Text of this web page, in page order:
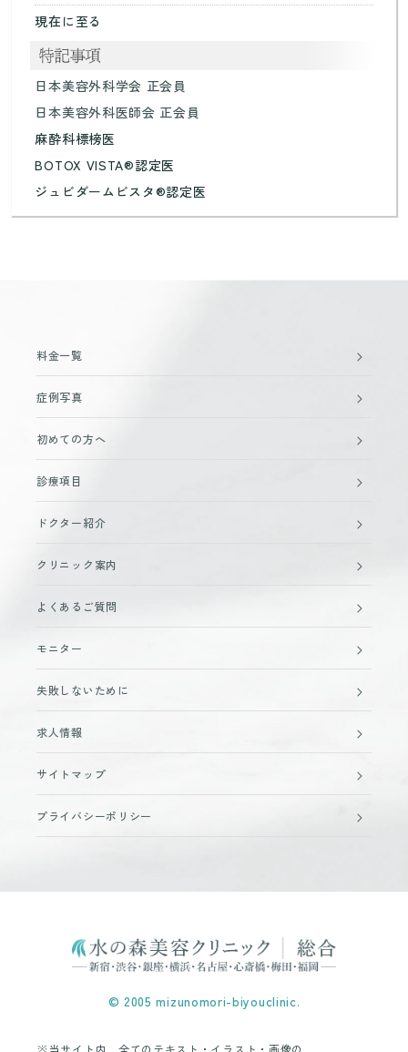
現在に至る
日本美容外科学会 正会員
日本美容外科医師会 正会員
麻酔科標榜医
BOTOX VISTA®認定医
ジュビダームビスタ®認定医
料金一覧
症例写真
初めての方へ
診療項目
ドクター紹介
クリニック案内
よくあるご質問
モニター
失敗しないために
求人情報
サイトマップ
プライバシーポリシー
© 2005 mizunomori-biyouclinic.
※当サイト内、全てのテキスト・イラスト・画像の